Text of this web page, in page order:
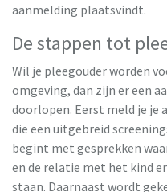
aanmelding plaatsvindt.
De stappen tot
Wil je pleegouder worden
omgeving, dan zijn er een
doorlopen. Eerst meld je je
die een uitgebreid
begint met gesprekken
en de relatie met het kind
staan. Daarnaast wordt